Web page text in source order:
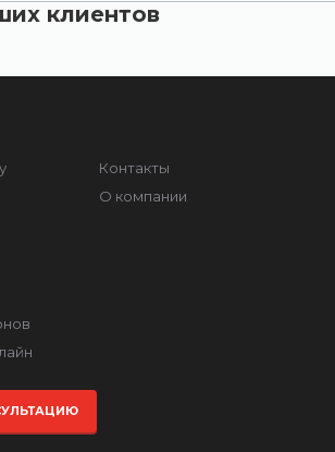
клиентов
Контакты
О компании